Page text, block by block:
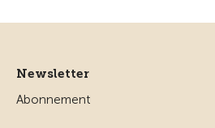
Newsletter
Abonnement